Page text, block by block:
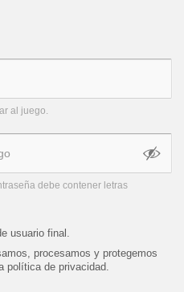
al juego.
debe contener letras
usuario final .
procesamos y protegemos
política de privacidad.